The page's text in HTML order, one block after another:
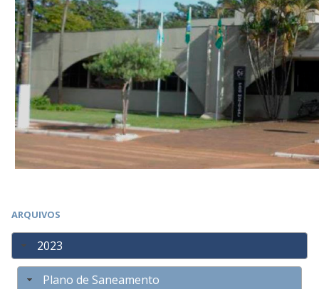
ARQUIVOS
2023
Plano de Saneamento